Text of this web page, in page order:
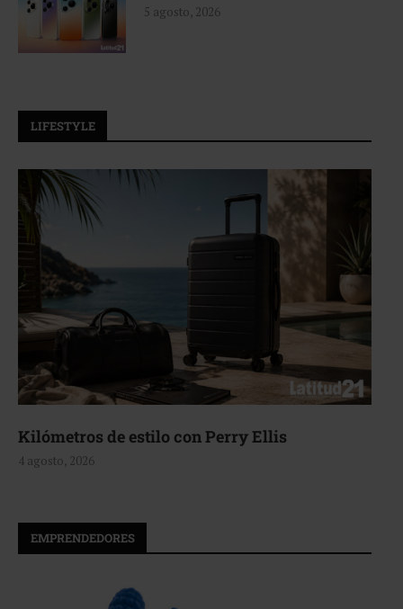
5 agosto, 2026
LIFESTYLE
Kilómetros de estilo con Perry Ellis
4 agosto, 2026
EMPRENDEDORES